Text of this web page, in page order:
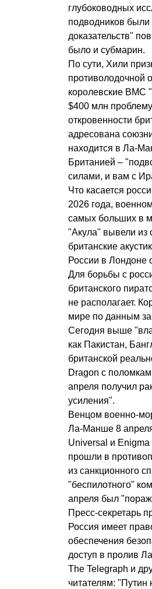
глубоководных
подводников были
доказательств"
было и субмарин.
По сути, Хили
противолодочной
королевские ВМС
$400 млн
откровенности
адресована
находится в Ла-
Британией –
силами, и вам с
Что касается
2026 года,
самых больших в
"Акула" вывели из
британские
России в Лондоне
Для борьбы с
британского
не располагает.
мире по данным
Сегодня выше
как Пакистан,
британской
Dragon с
апреля получил
усиления".
Венцом военно-
Ла-Манше 8
Universal и Enigma
прошли в
из санкционного
"беспилотного"
апреля был
Пресс-секретарь
Россия имеет
обеспечения
доступ в пролив
The Telegraph и
читателям: